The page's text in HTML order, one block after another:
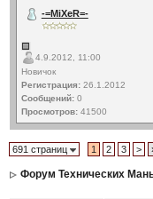
-=MiXeR=-
4.9.2012, 11:00
Новичок
Регистрация:26.1.2012
Сообщений:0
Просмотров:41500
691 страниц 1 2 3 >
Форум Технических